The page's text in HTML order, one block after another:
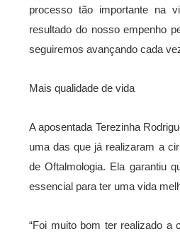
processo tão importante na
resultado do nosso empenho
seguiremos avançando cada
Mais qualidade de vida
A aposentada Terezinha
uma das que já realizaram a
de Oftalmologia. Ela garantiu
essencial para ter uma vida
“Foi muito bom ter realizado a